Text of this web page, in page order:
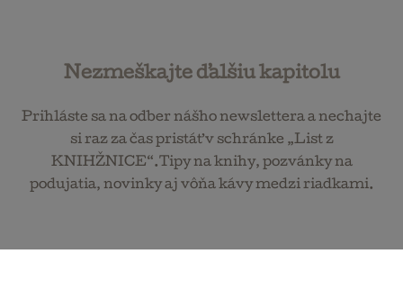
Nezmeškajte ďalšiu kapitolu
Prihláste sa na odber nášho newslettera a nechajte
si raz za čas pristáť v schránke „List z
KNIHŽNICE“.Tipy na knihy, pozvánky na
podujatia, novinky aj vôňa kávy medzi riadkami.